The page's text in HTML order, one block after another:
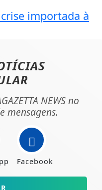
importada à
NEWS no
mensagens.
Facebook